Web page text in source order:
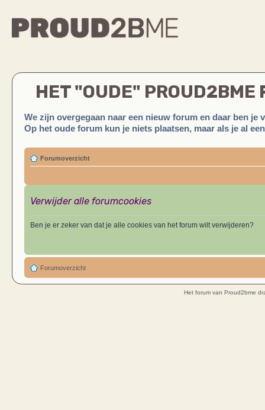
HET "OUDE" PROUD2BME
We zijn overgegaan naar een nieuw forum en daar ben je
Op het oude forum kun je niets plaatsen, maar als je al
Forumoverzicht
Verwijder alle forumcookies
Ben je er zeker van dat je alle cookies van het forum wilt verwijderen?
Forumoverzicht
Het forum van Proud2bme